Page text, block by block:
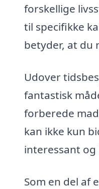
forskellige
til specifikke
betyder, at du
Udover
fantastisk
forberede
kan ikke kun
interessant
Som en del af